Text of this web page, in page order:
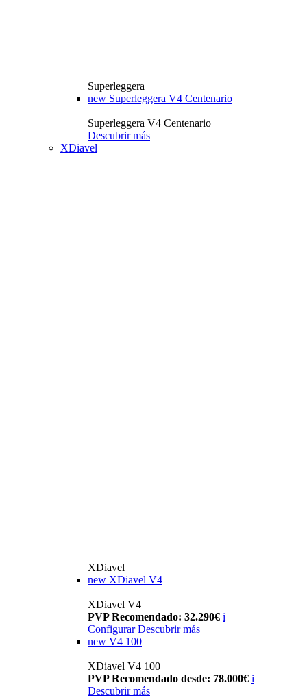
Superleggera
new Superleggera V4 Centenario
Superleggera V4 Centenario
Descubrir más
XDiavel
XDiavel
new XDiavel V4
XDiavel V4
PVP Recomendado: 32.290€ i
Configurar Descubrir más
new V4 100
XDiavel V4 100
PVP Recomendado desde: 78.000€ i
Descubrir más